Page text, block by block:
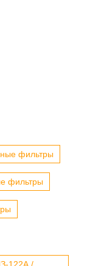
фильтры
фильтры
122А /